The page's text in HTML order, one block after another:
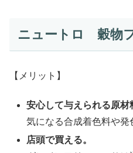
ニュートロ 穀物
【メリット】
安心して与えられる原材
気になる合成着色料や発
店頭で買える。